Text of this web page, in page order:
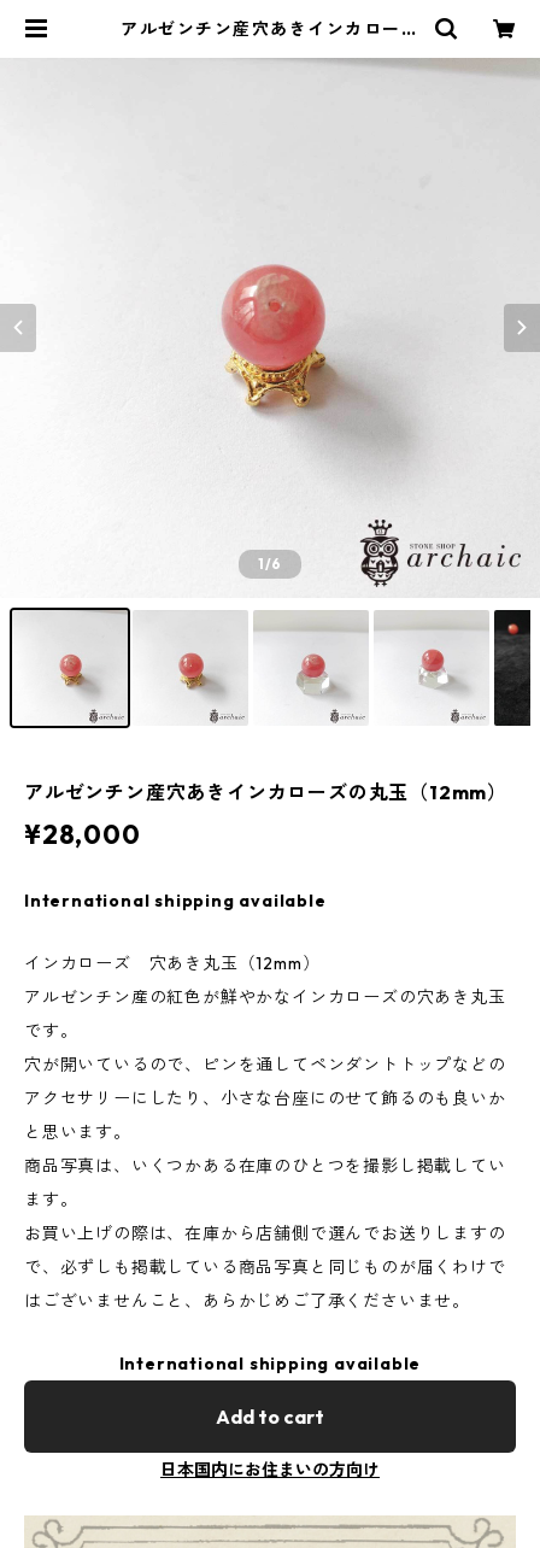
アルゼンチン産穴あきインカローズ
プアルカイック
1/6
アルゼンチン産穴あきインカローズの丸玉（12mm）
¥28,000
International shipping available
インカローズ 穴あき丸玉（12mm）
アルゼンチン産の紅色が鮮やかなインカローズの穴あき丸玉
です。
穴が開いているので、ピンを通してペンダントトップなどの
アクセサリーにしたり、小さな台座にのせて飾るのも良いか
と思います。
商品写真は、いくつかある在庫のひとつを撮影し掲載してい
ます。
お買い上げの際は、在庫から店舗側で選んでお送りしますの
で、必ずしも掲載している商品写真と同じものが届くわけで
はございませんこと、あらかじめご了承くださいませ。
International shipping available
Add to cart
日本国内にお住まいの方向け